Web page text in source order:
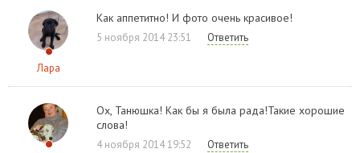
Лара
Как аппетитно! И фото очень красивое!
5 ноября 2014 23:51 Ответить
Ох, Танюшка! Как бы я была рада!Такие хорошие
слова!
4 ноября 2014 19:52 Ответить